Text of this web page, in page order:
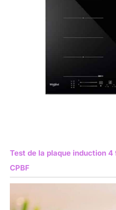
Test de la plaque induction
CPBF